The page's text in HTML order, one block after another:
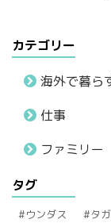
カテゴリー
海外で暮ら
仕事
ファミリー
タグ
ウンダス タ